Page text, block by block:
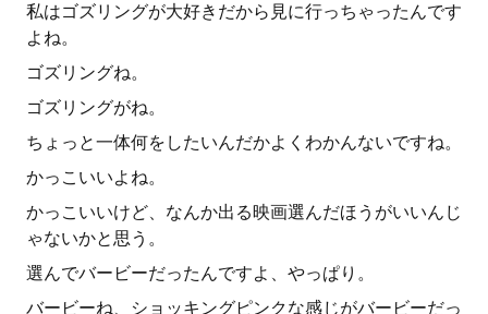
私はゴズリングが大好きだから見に行っちゃったんです
よね。
ゴズリングね。
ゴズリングがね。
ちょっと一体何をしたいんだかよくわかんないですね。
かっこいいよね。
かっこいいけど、なんか出る映画選んだほうがいいんじ
ゃないかと思う。
選んでバービーだったんですよ、やっぱり。
バービーね、ショッキングピンクな感じがバービーだっ